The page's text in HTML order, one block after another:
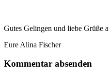
Gutes Gelingen und liebe Grüße
Eure Alina Fischer
Kommentar absenden